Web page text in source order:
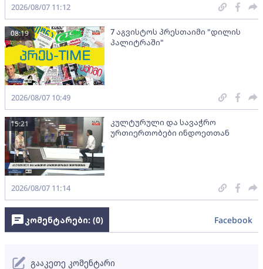
2026/08/07 11:12
7 აგვისტოს პრესთაიმი "დილის
პალიტრაში"
08:19
2026/08/07 10:49
კულტურული და სავაჭრო
ურთიერთობები ინდოეთთან
15:21
2026/08/07 11:14
კომენტარები: (0) Facebook
გააკეთე კომენტარი